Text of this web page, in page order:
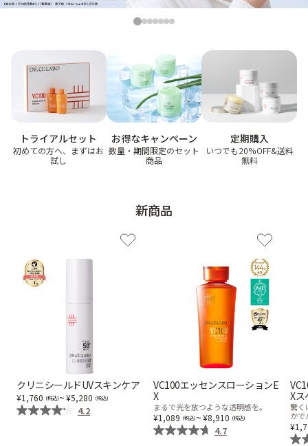
角質・導入美容液 化粧水
美容液
ゲル クリーム
UVケア
プロダクトラインから探す
エンリッチリフトライン
エンリッチ
メディカリフトライン
センシティブライン
ブライトニングライン
プロダクトライン TOP
お悩みから探す
乾燥
ゆるみ・ハリ
1234567
トライアルセット
初めての方へ、まずはお
試し
お得なキャンペーン
数量・期間限定のセット
商品
定期購入
いつでも20%OFF&送料
無料
新商品
クリニシールドUVスキンケア
1,760 ~ 5,280
4.2
VC100エッセンスローションE
X
まるで光を放つような透明感を。
1,089 ~ 8,910
4.7
Xス
驚く
かで